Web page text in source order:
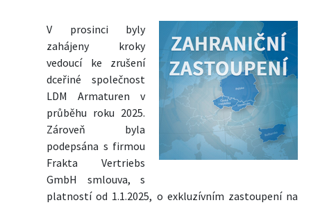
V prosinci byly
zahájeny kroky
vedoucí ke zrušení
dceřiné společnost
LDM Armaturen v
průběhu roku 2025.
Zároveň byla
podepsána s firmou
Frakta Vertriebs
GmbH smlouva, s
platností od 1.1.2025, o exkluzívním zastoupení na